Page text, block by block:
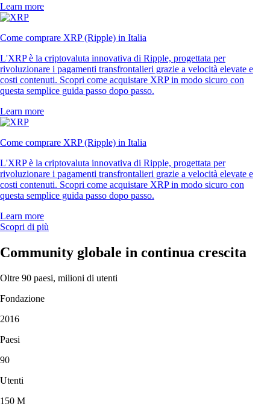
Learn more
Come comprare XRP (Ripple) in Italia
L'XRP è la criptovaluta innovativa di Ripple, progettata per
rivoluzionare i pagamenti transfrontalieri grazie a velocità elevate e
costi contenuti. Scopri come acquistare XRP in modo sicuro con
questa semplice guida passo dopo passo.
Learn more
Come comprare XRP (Ripple) in Italia
L'XRP è la criptovaluta innovativa di Ripple, progettata per
rivoluzionare i pagamenti transfrontalieri grazie a velocità elevate e
costi contenuti. Scopri come acquistare XRP in modo sicuro con
questa semplice guida passo dopo passo.
Learn more
Scopri di più
Community globale in continua crescita
Oltre 90 paesi, milioni di utenti
Fondazione
2016
Paesi
90
Utenti
150 M